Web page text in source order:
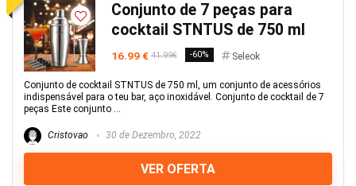
Conjunto de 7 peças para
cocktail STNTUS de 750 ml
16.99 € 41.99€ -60% Seleok
Conjunto de cocktail STNTUS de 750 ml, um conjunto de acessórios
indispensável para o teu bar, aço inoxidável. Conjunto de cocktail de 7
peças Este conjunto ...
Cristovao 30 de Dezembro, 2022
VER OFERTA